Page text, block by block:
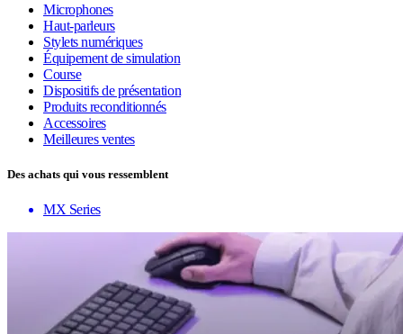
Microphones
Haut-parleurs
Stylets numériques
Équipement de simulation
Course
Dispositifs de présentation
Produits reconditionnés
Accessoires
Meilleures ventes
Des achats qui vous ressemblent
MX Series